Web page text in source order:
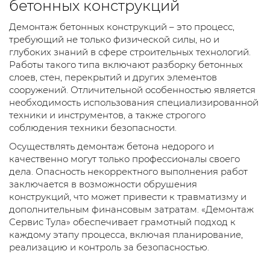
бетонных конструкций
Демонтаж бетонных конструкций – это процесс,
требующий не только физической силы, но и
глубоких знаний в сфере строительных технологий.
Работы такого типа включают разборку бетонных
слоев, стен, перекрытий и других элементов
сооружений. Отличительной особенностью является
необходимость использования специализированной
техники и инструментов, а также строгого
соблюдения техники безопасности.
Осуществлять демонтаж бетона недорого и
качественно могут только профессионалы своего
дела. Опасность некорректного выполнения работ
заключается в возможности обрушения
конструкций, что может привести к травматизму и
дополнительным финансовым затратам. «Демонтаж
Сервис Тула» обеспечивает грамотный подход к
каждому этапу процесса, включая планирование,
реализацию и контроль за безопасностью.